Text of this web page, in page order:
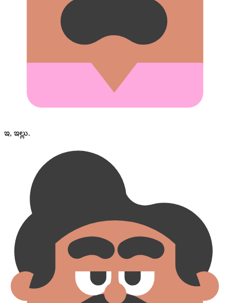
ఇ, ఇల్లు.